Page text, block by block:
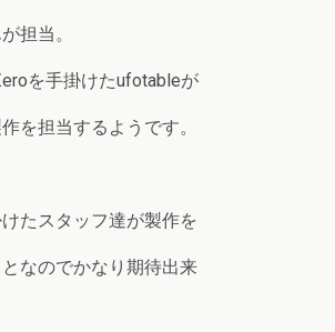
担当。
を手掛けたufotableが
を担当するようです。
たスタッフ達が製作を
なのでかなり期待出来